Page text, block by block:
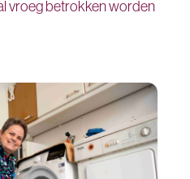
vroeg betrokken worden